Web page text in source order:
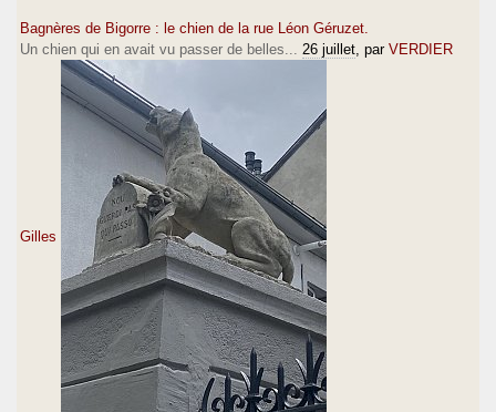
Bagnères de Bigorre : le chien de la rue Léon Géruzet.
Un chien qui en avait vu passer de belles...
26 juillet , par VERDIER
Gilles